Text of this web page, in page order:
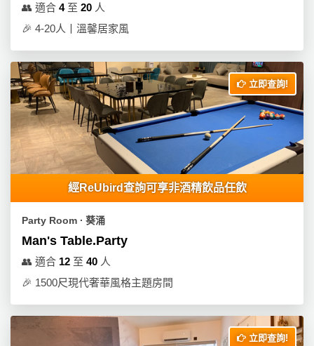
👥 適合 4至 20 人
🎉 4-20人丨溫馨居家風
立即查詢!
經ReUbird查詢可享非酒精飲品任飲
Party Room ∙ 葵涌
Man's Table.Party
👥 適合 12 至 40 人
🎉 1500尺現代奢華風格主題房間
立即查詢!